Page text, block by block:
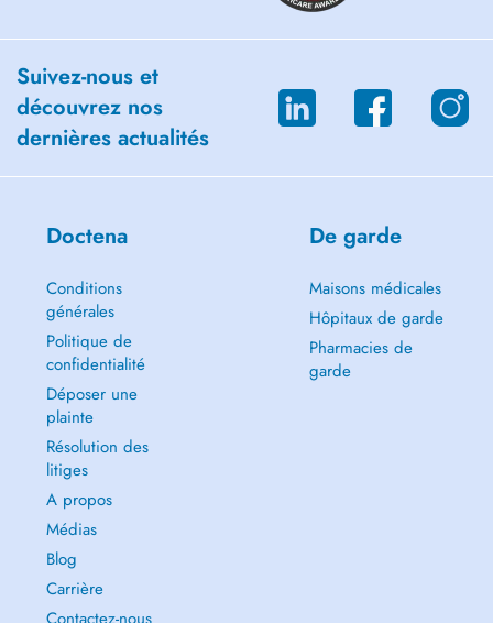
Suivez-nous et
découvrez nos
dernières actualités
Doctena
Conditions
générales
Politique de
confidentialité
Déposer une
plainte
Résolution des
litiges
A propos
Médias
Blog
Carrière
De garde
Maisons médicales
Hôpitaux de garde
Pharmacies de
garde